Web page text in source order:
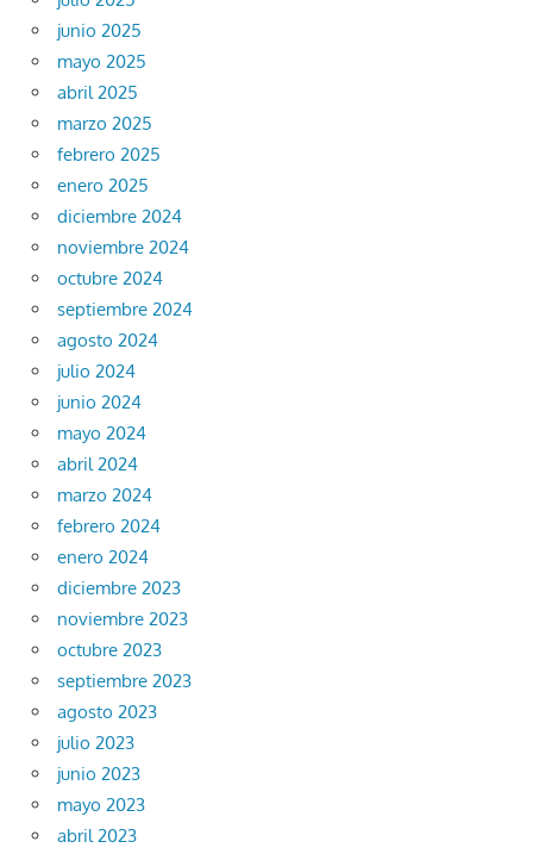
junio 2025
mayo 2025
abril 2025
marzo 2025
febrero 2025
enero 2025
diciembre 2024
noviembre 2024
octubre 2024
septiembre 2024
agosto 2024
julio 2024
junio 2024
mayo 2024
abril 2024
marzo 2024
febrero 2024
enero 2024
diciembre 2023
noviembre 2023
octubre 2023
septiembre 2023
agosto 2023
julio 2023
junio 2023
mayo 2023
abril 2023